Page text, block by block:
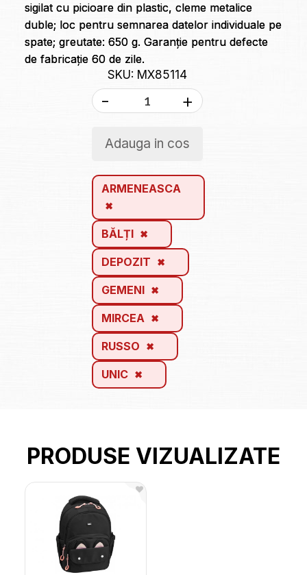
sigilat cu picioare din plastic, cleme metalice
duble; loc pentru semnarea datelor individuale pe
spate; greutate: 650 g. Garanție pentru defecte
de fabricație 60 de zile.
SKU: MX85114
- +
Adauga in cos
ARMENEASCA
BĂLȚI
DEPOZIT
GEMENI
MIRCEA
RUSSO
UNIC
PRODUSE VIZUALIZATE